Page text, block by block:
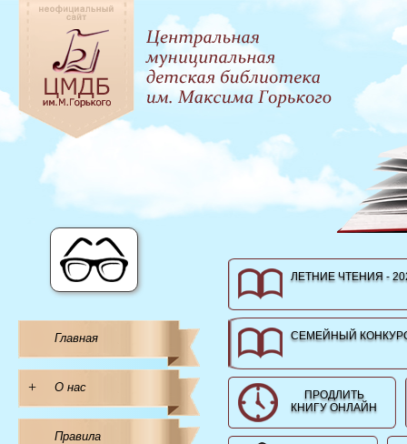
Главная
+ О нас
Правила
ЛЕТНИЕ ЧТЕНИЯ -
СЕМЕЙНЫЙ
ПРОДЛИТЬ
КНИГУ ОНЛАЙН